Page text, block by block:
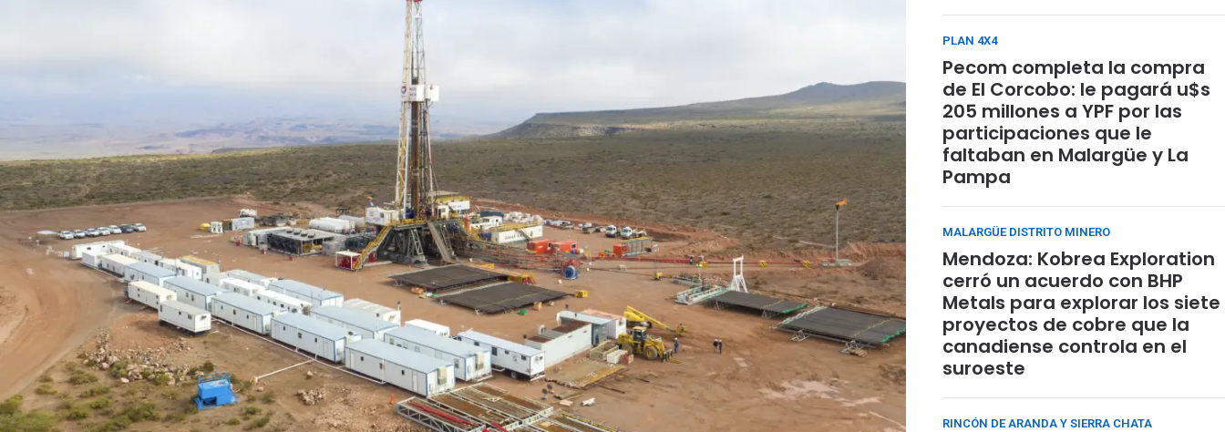
PLAN 4X4
Pecom completa la compra
de El Corcobo: le pagará u$s
205 millones a YPF por las
participaciones que le
faltaban en Malargüe y La
Pampa
MALARGÜE DISTRITO MINERO
Mendoza: Kobrea Exploration
cerró un acuerdo con BHP
Metals para explorar los siete
proyectos de cobre que la
canadiense controla en el
suroeste
RINCÓN DE ARANDA Y SIERRA CHATA